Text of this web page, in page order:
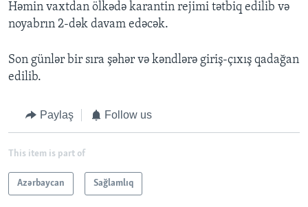
Həmin vaxtdan ölkədə karantin rejimi tətbiq edilib və
noyabrın 2-dək davam edəcək.
Son günlər bir sıra şəhər və kəndlərə giriş-çıxış qadağan
edilib.
Paylaş Follow us
This item is part of
Azərbaycan Sağlamlıq